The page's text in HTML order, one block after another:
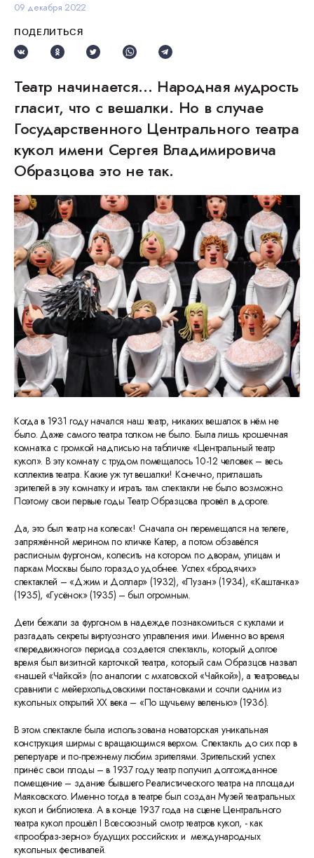
09 декабря 2022
ПОДЕЛИТЬСЯ
Театр начинается… Народная мудрость
гласит, что с вешалки. Но в случае
Государственного Центрального театра
кукол имени Сергея Владимировича
Образцова это не так.
Когда в 1931 году начался наш театр, никаких вешалок в нём не
было. Даже самого театра толком не было. Была лишь крошечная
комнатка с громкой надписью на табличке «Центральный театр
кукол». В эту комнату с трудом помещалось 10-12 человек – весь
коллектив театра. Какие уж тут вешалки! Конечно, приглашать
зрителей в эту комнатку и играть там спектакли не было возможно.
Поэтому свои первые годы Театр Образцова провёл в дороге.
Да, это был театр на колесах! Сначала он перемещался на телеге,
запряжённой мерином по кличке Катер, а потом обзавёлся
расписным фургоном, колесить на котором по дворам, улицам и
паркам Москвы было гораздо удобнее. Успех «бродячих»
спектаклей – «Джим и Доллар» (1932), «Пузан» (1934), «Каштанка»
(1935), «Гусёнок» (1935) – был огромным.
Дети бежали за фургоном в надежде познакомиться с куклами и
разгадать секреты виртуозного управления ими. Именно во время
«передвижного» периода создается спектакль, который долгое
время был визитной карточкой театра, который сам Образцов назвал
«нашей «Чайкой» (по аналогии с мхатовской «Чайкой»), а театроведы
сравнили с мейерхольдовскими постановками и сочли одним из
кукольных открытий ХХ века – «По щучьему веленью» (1936).
В этом спектакле была использована новаторская уникальная
конструкция ширмы с вращающимся верхом. Спектакль до сих пор в
репертуаре и по-прежнему любим зрителями. Зрительский успех
принёс свои плоды – в 1937 году театр получил долгожданное
помещение – здание бывшего Реалистического театра на площади
Маяковского. Именно тогда в театре был создан Музей театральных
кукол и библиотека. А в конце 1937 года на сцене Центрального
театра кукол прошёл I Всесоюзный смотр театров кукол, - как
«прообраз-зерно» будущих российских и международных
кукольных фестивалей.